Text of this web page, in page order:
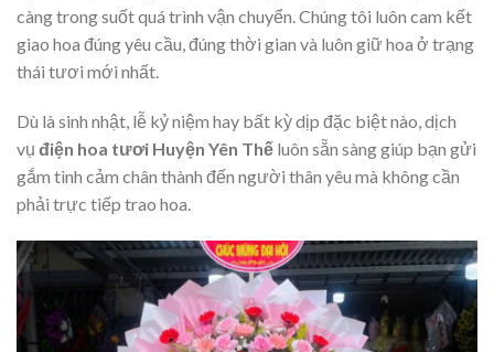
càng trong suốt quá trình vận chuyển. Chúng tôi luôn cam kết
giao hoa đúng yêu cầu, đúng thời gian và luôn giữ hoa ở trạng
thái tươi mới nhất.
Dù là sinh nhật, lễ kỷ niệm hay bất kỳ dịp đặc biệt nào, dịch
vụ điện hoa tươi Huyện Yên Thế luôn sẵn sàng giúp bạn gửi
gắm tình cảm chân thành đến người thân yêu mà không cần
phải trực tiếp trao hoa.